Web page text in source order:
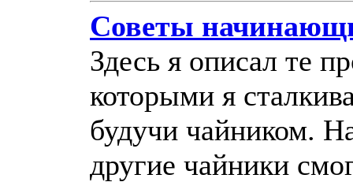
Советы
Здесь я описал те
которыми я
будучи чайником.
другие чайники